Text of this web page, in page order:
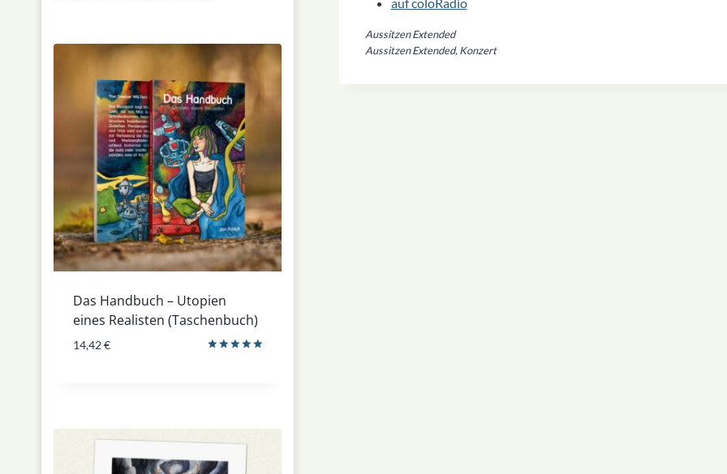
Aussitzen Extended
Aussitzen Extended, Konzert
Das Handbuch – Utopien
eines Realisten (Taschenbuch)
14,42€